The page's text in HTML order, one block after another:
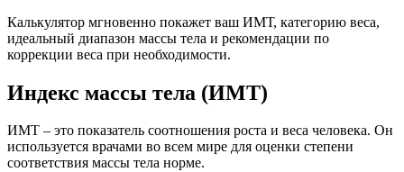
Калькулятор мгновенно покажет ваш ИМТ, категорию веса,
идеальный диапазон массы тела и рекомендации по
коррекции веса при необходимости.
Индекс массы тела (ИМТ)
ИМТ – это показатель соотношения роста и веса человека. Он
используется врачами во всем мире для оценки степени
соответствия массы тела норме.